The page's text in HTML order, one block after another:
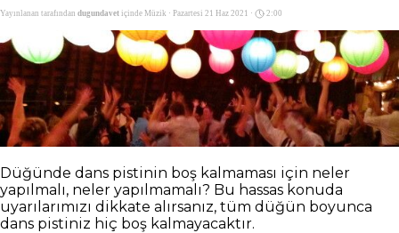
Yayınlanan tarafından dugundavet içinde Müzik · Pazartesi 21 Haz 2021 · 2:00
Düğünde dans pistinin boş kalmaması için neler
yapılmalı, neler yapılmamalı? Bu hassas konuda
uyarılarımızı dikkate alırsanız, tüm düğün boyunca
dans pistiniz hiç boş kalmayacaktır.